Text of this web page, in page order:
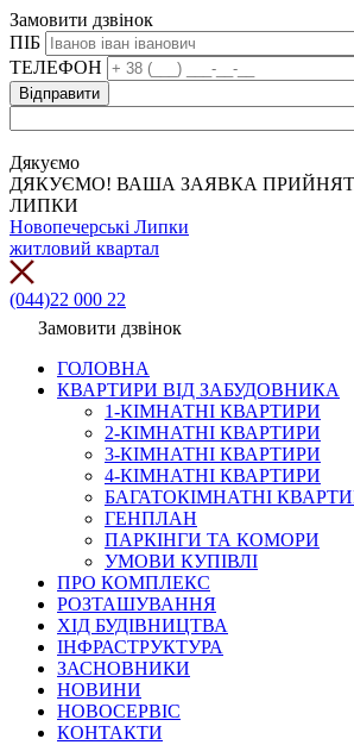
Замовити дзвінок
ПІБ
ТЕЛЕФОН
Дякуємо
ДЯКУЄМО! ВАША ЗАЯВКА
ЛИПКИ
Новопечерські Липки
житловий квартал
(044)22 000 22
Замовити дзвінок
ГОЛОВНА
КВАРТИРИ ВІД ЗАБУДОВНИКА
1-КІМНАТНІ КВАРТИРИ
2-КІМНАТНІ КВАРТИРИ
3-КІМНАТНІ КВАРТИРИ
4-КІМНАТНІ КВАРТИРИ
БАГАТОКІМНАТНІ
ГЕНПЛАН
ПАРКІНГИ ТА КОМОРИ
УМОВИ КУПІВЛІ
ПРО КОМПЛЕКС
РОЗТАШУВАННЯ
ХІД БУДІВНИЦТВА
ІНФРАСТРУКТУРА
ЗАСНОВНИКИ
НОВИНИ
НОВОСЕРВІС
КОНТАКТИ